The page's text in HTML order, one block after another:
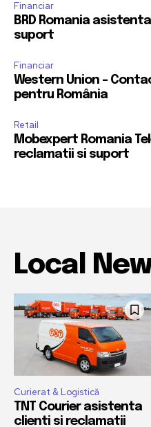
Financiar
BRD Romania
suport
Financiar
Western Union –
pentru România
Retail
Mobexpert Romania
reclamatii si suport
Local
Curierat & Logistică
TNT Courier asistenta
clienti si reclamatii